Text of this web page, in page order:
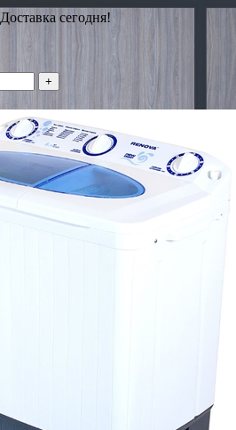
Доставка сегодня!
+